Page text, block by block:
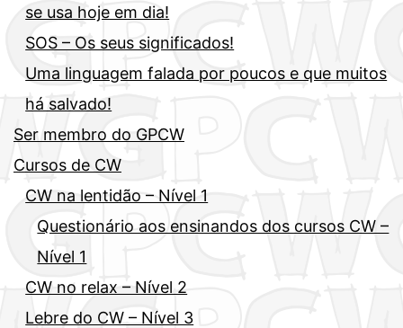
se usa hoje em dia!
SOS – Os seus significados!
Uma linguagem falada por poucos e que muitos
há salvado!
Ser membro do GPCW
Cursos de CW
CW na lentidão – Nível 1
Questionário aos ensinandos dos cursos CW –
Nível 1
CW no relax – Nível 2
Lebre do CW – Nível 3